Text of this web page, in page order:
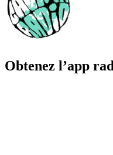
Obtenez l’app